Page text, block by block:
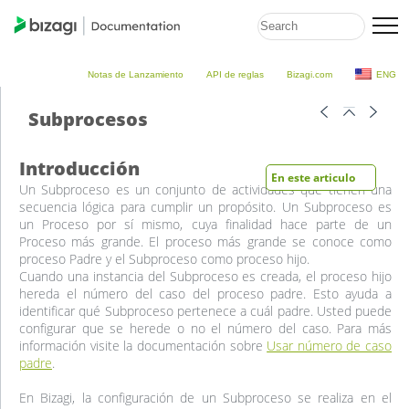
Notas de Lanzamiento API de reglas Bizagi.com ENG